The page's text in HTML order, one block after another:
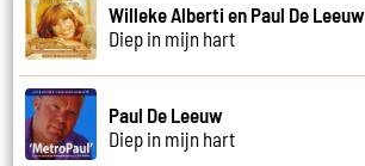
Willeke Alberti en Paul De Leeuw
Diep in mijn hart
Paul De Leeuw
Diep in mijn hart